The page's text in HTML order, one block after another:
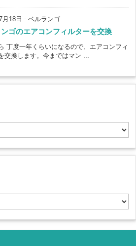
月18日 : ベルランゴ
ゴのエアコンフィルターを交換
丁度一年くらいになるので、エアコンフィ
交換します。今まではマン ...